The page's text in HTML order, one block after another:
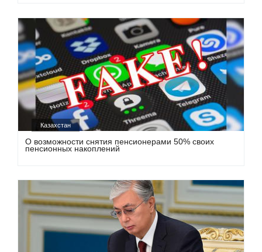
Казахстан
О возможности снятия пенсионерами 50% своих
пенсионных накоплений